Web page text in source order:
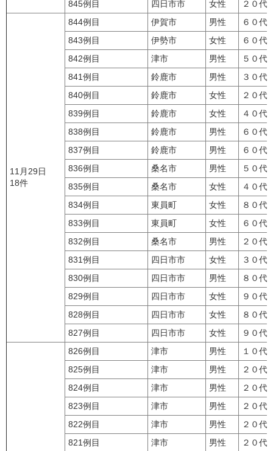
845例目
四日市市 女性 ２０代
11月29日
18件
844例目 伊賀市 男性
６０代
843例目
伊勢市 女性
６０代
842例目
津市 男性
５０代
841例目
鈴鹿市 男性
３０代
840例目
鈴鹿市 女性
２０代
839例目
鈴鹿市 女性
４０代
838例目
鈴鹿市 男性
６０代
837例目
鈴鹿市 男性
６０代
836例目
桑名市 男性
５０代
835例目
桑名市 女性
４０代
834例目
東員町 女性
８０代
833例目
東員町 女性
６０代
832例目
桑名市 男性
２０代
831例目
四日市市 女性
３０代
830例目
四日市市 男性
８０代
829例目
四日市市 女性
９０代
828例目
四日市市 女性
８０代
827例目
四日市市 女性 ９０代
826例目 津市 男性
１０代
825例目
津市 男性
２０代
824例目
津市 男性
２０代
823例目
津市 男性
２０代
822例目
津市 男性
２０代
821例目
津市 男性
２０代